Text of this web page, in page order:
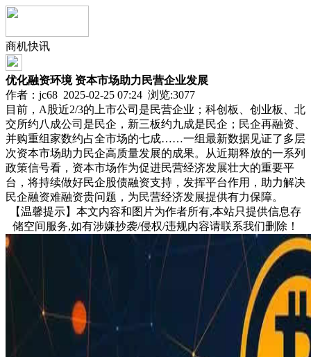
商机快讯
优化融资环境 资本市场助力民营企业发展
作者：jc68 2025-02-25 07:24 浏览:3077
目前，A股近2/3的上市公司是民营企业；科创板、创业板、北
交所约八成公司是民企，新三板约九成是民企；民企再融资、
并购重组家数约占全市场的七成……一组最新数据见证了多层
次资本市场助力民企高质量发展的成果。从近期释放的一系列
政策信号看，资本市场作为促进民营经济发展壮大的重要平
台，将持续做好民企股债融资支持，发挥平台作用，助力解决
民企融资难融资贵问题，为民营经济发展提供有力保障。
【温馨提示】本文内容和图片为作者所有,本站只提供信息存
储空间服务,如有涉嫌抄袭/侵权/违规内容请联系我们删除！